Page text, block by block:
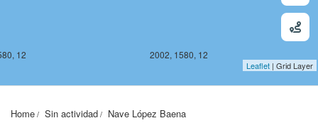
12 2002, 1580, 12
Leaflet | Grid Layer
Home Sin actividad Nave López Baena